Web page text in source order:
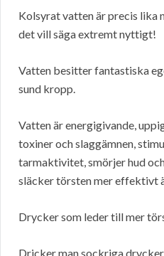
Kolsyrat vatten är precis lika
det vill säga extremt nyttigt!
Vatten besitter fantastiska
sund kropp.
Vatten är energigivande,
toxiner och slaggämnen,
tarmaktivitet, smörjer hud
släcker törsten mer effektivt
Drycker som leder till mer
Dricker man sockriga